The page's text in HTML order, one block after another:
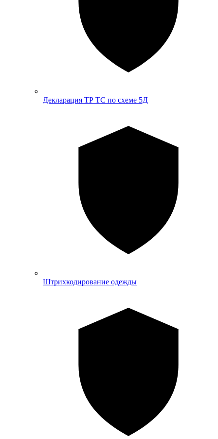
Декларация ТР ТС по схеме 5Д
Штрихкодирование одежды